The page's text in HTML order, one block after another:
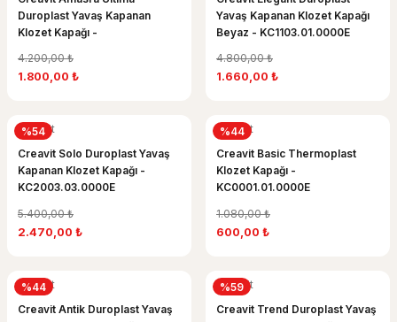
Duroplast Yavaş Kapanan
Klozet Kapağı -
4.200,00 ₺
1.800,00 ₺
Yavaş Kapanan Klozet Kapağı
Beyaz - KC1103.01.0000E
4.800,00 ₺
1.660,00 ₺
%54
Creavit
Creavit Solo Duroplast Yavaş
Kapanan Klozet Kapağı -
KC2003.03.0000E
5.400,00 ₺
2.470,00 ₺
%44
Creavit
Creavit Basic Thermoplast
Klozet Kapağı -
KC0001.01.0000E
1.080,00 ₺
600,00 ₺
%44
Creavit
Creavit Antik Duroplast Yavaş
%59
Creavit
Creavit Trend Duroplast Yavaş